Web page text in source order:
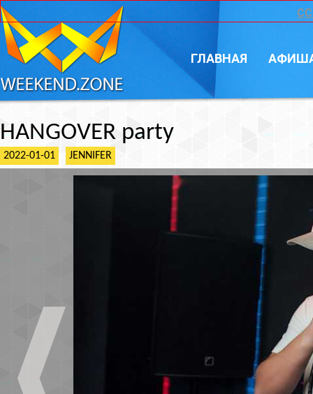
ГЛАВНАЯ
HANGOVER party
2022-01-01 JENNIFER